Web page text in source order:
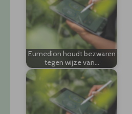
Eumedion houdt bezwaren
tegen wijze van…